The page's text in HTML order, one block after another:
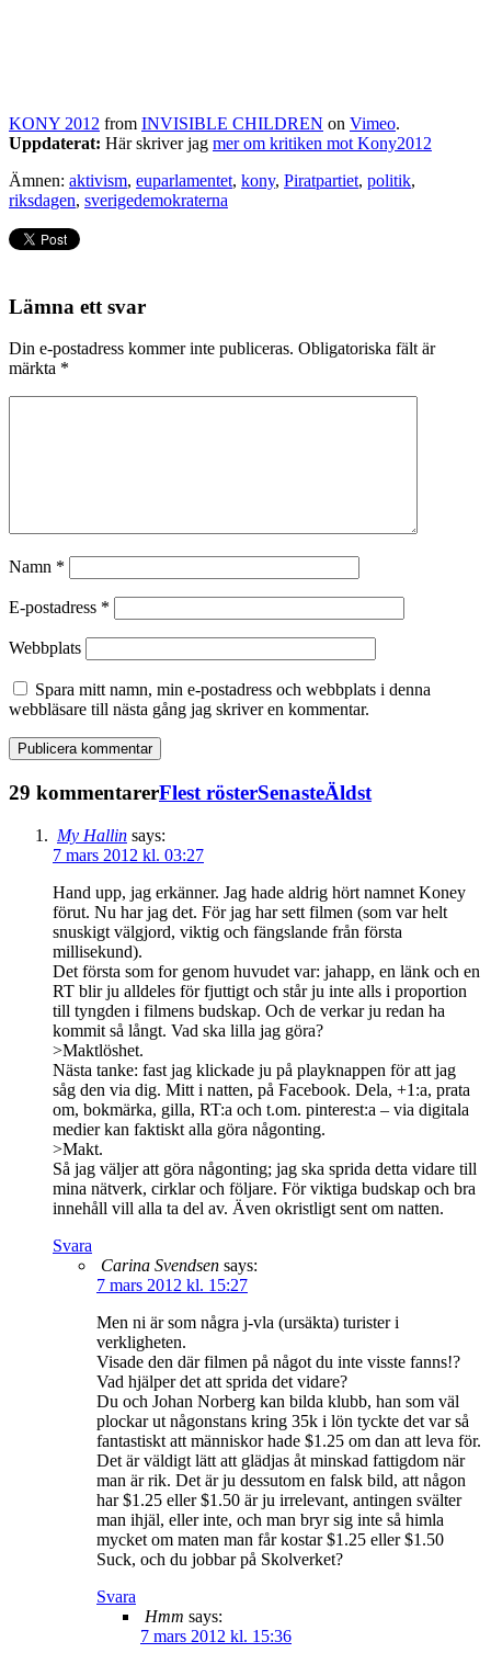
KONY 2012 from INVISIBLE CHILDREN on Vimeo.
Uppdaterat: Här skriver jag mer om kritiken mot Kony2012
Ämnen: aktivism, euparlamentet, kony, Piratpartiet, politik,
riksdagen, sverigedemokraterna
Lämna ett svar
Din e-postadress kommer inte publiceras. Obligatoriska fält är
märkta *
Namn *
E-postadress *
Webbplats
Spara mitt namn, min e-postadress och webbplats i denna
webbläsare till nästa gång jag skriver en kommentar.
29 kommentarerFlest rösterSenasteÄldst
My Hallin says:
7 mars 2012 kl. 03:27
Hand upp, jag erkänner. Jag hade aldrig hört namnet Koney
förut. Nu har jag det. För jag har sett filmen (som var helt
snuskigt välgjord, viktig och fängslande från första
millisekund).
Det första som for genom huvudet var: jahapp, en länk och en
RT blir ju alldeles för fjuttigt och står ju inte alls i proportion
till tyngden i filmens budskap. Och de verkar ju redan ha
kommit så långt. Vad ska lilla jag göra?
>Maktlöshet.
Nästa tanke: fast jag klickade ju på playknappen för att jag
såg den via dig. Mitt i natten, på Facebook. Dela, +1:a, prata
om, bokmärka, gilla, RT:a och t.om. pinterest:a – via digitala
medier kan faktiskt alla göra någonting.
>Makt.
Så jag väljer att göra någonting; jag ska sprida detta vidare till
mina nätverk, cirklar och följare. För viktiga budskap och bra
innehåll vill alla ta del av. Även okristligt sent om natten.
Svara
Carina Svendsen says:
7 mars 2012 kl. 15:27
Men ni är som några j-vla (ursäkta) turister i
verkligheten.
Visade den där filmen på något du inte visste fanns!?
Vad hjälper det att sprida det vidare?
Du och Johan Norberg kan bilda klubb, han som väl
plockar ut någonstans kring 35k i lön tyckte det var så
fantastiskt att människor hade $1.25 om dan att leva för.
Det är väldigt lätt att glädjas åt minskad fattigdom när
man är rik. Det är ju dessutom en falsk bild, att någon
har $1.25 eller $1.50 är ju irrelevant, antingen svälter
man ihjäl, eller inte, och man bryr sig inte så himla
mycket om maten man får kostar $1.25 eller $1.50
Suck, och du jobbar på Skolverket?
Svara
Hmm says:
7 mars 2012 kl. 15:36